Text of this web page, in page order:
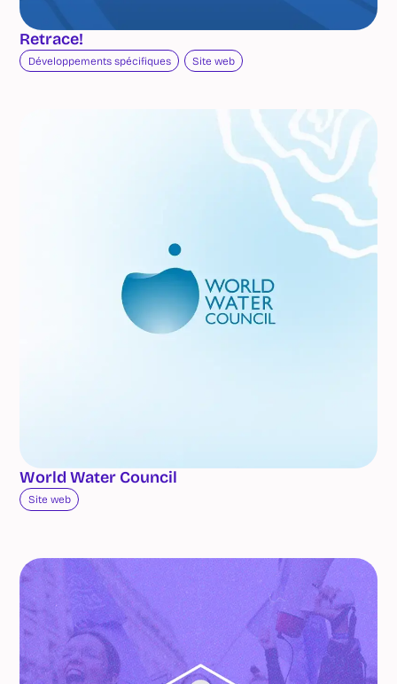
Retrace!
Développements spécifiques Site web
World Water Council
Site web